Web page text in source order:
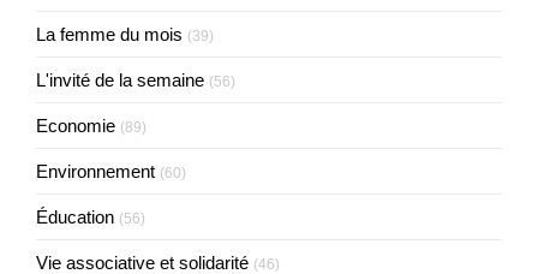
La femme du mois (39)
L'invité de la semaine (56)
Economie (89)
Environnement (60)
Éducation (56)
Vie associative et solidarité (46)